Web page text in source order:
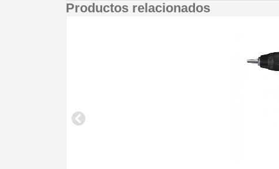
Productos relacionados